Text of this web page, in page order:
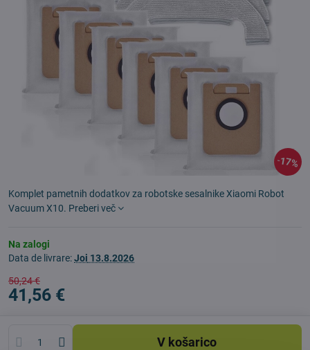
17%
Komplet pametnih dodatkov za robotske sesalnike Xiaomi Robot
Vacuum X10. Preberi več
Na zalogi
Data de livrare:Joi 13.8.2026
50,24 €
41,56 €
V košarico